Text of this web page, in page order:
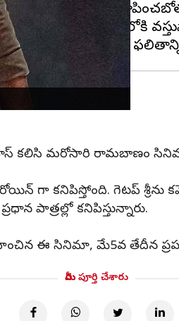
ఉగ్ర రూపాన్ని
మే 5వ తేదీన థియేటర్లలోకి
కలిసి మరోసారి రామబాణం
కనిపిస్తోంది. గెటప్ శ్రీను
పాత్రల్లో కనిపిస్తున్నారు.
ఈ సినిమా, మే5వ తేదీన
మీరు పూర్తి చేశారు